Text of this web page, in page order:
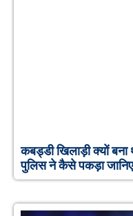
कबड्डी खिलाड़ी क्यों बना
पुलिस ने कैसे पकड़ा